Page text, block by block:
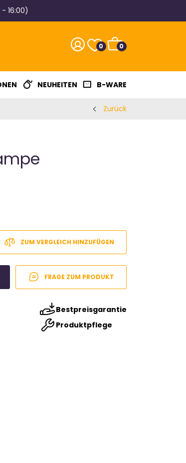
16:00)
0 0
NEUHEITEN B-WARE
Zurück
ZUM VERGLEICH HINZUFÜGEN
FRAGE ZUM PRODUKT
Bestpreisgarantie
Produktpflege